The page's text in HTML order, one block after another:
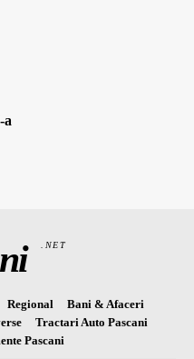
a
.NET
Regional
Bani & Afaceri
Tractari Auto Pascani
Pascani